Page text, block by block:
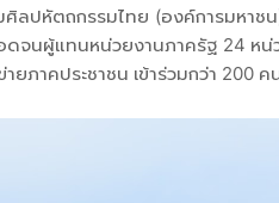
ลปหัตถกรรมไทย (องค์การมหาช
จนผู้แทนหน่วยงานภาครัฐ 24 หน่
ยภาคประชาชน เข้าร่วมกว่า 200 ค